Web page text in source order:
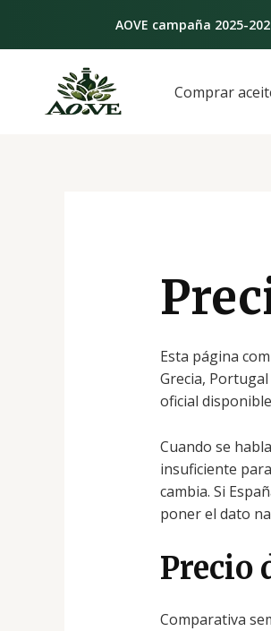
AOVE campaña 2025-
contenido
Comprar
Esta página
Grecia,
oficial
Cuando se
insuficiente
cambia. Si
poner el dato
Precio
Comparativa